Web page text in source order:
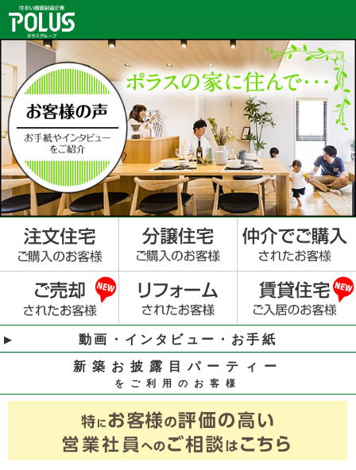
動画・インタビュー・お手紙
新築お披露目パーティー
をご利用のお客様